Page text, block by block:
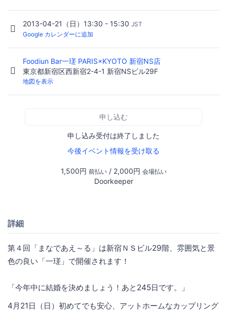
2013-04-21（日）13:30 - 15:30 JST
Google カレンダーに追加
Foodiun Bar一瑳 PARIS×KYOTO 新宿NS店
東京都新宿区西新宿2-4-1 新宿NSビル29F
地図を表示
申し込む
申し込み受付は終了しました
今後イベント情報を受け取る
1,500円 前払い/ 2,000円 会場払い
Doorkeeper
詳細
第４回「まなであえ～る」は新宿ＮＳビル29階、雰囲気と景
色の良い「一瑳」で開催されます！
「今年中に結婚を決めましょう！あと245日です。」
4月21日（日）初めてでも安心、アットホームなカップリング